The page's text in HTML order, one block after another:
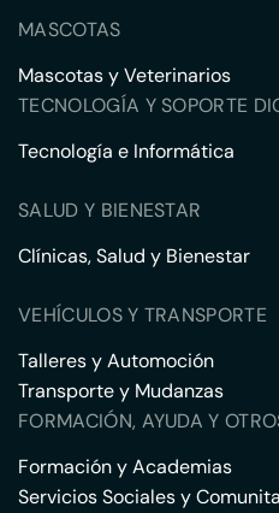
MASCOTAS
Mascotas y Veterinarios
TECNOLOGÍA Y SOPORTE
Tecnología e Informática
SALUD Y BIENESTAR
Clínicas, Salud y Bienestar
VEHÍCULOS Y TRANSPORTE
Talleres y Automoción
Transporte y Mudanzas
FORMACIÓN, AYUDA Y
Formación y Academias
Servicios Sociales y